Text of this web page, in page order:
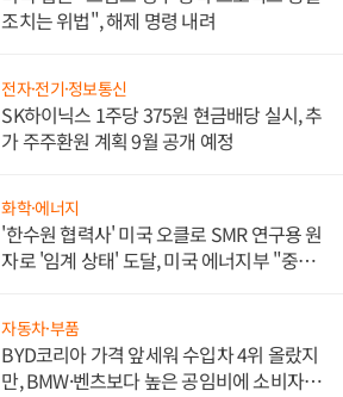
조치는 위법", 해제 명령 내려
전자·전기·정보통신
SK하이닉스 1주당 375원 현금배당 실시, 추
가 주주환원 계획 9월 공개 예정
화학·에너지
'한수원 협력사' 미국 오클로 SMR 연구용 원
자로 '임계 상태' 도달, 미국 에너지부 "중요
자동차·부품
BYD코리아 가격 앞세워 수입차 4위 올랐지
만, BMW·벤츠보다 높은 공임비에 소비자